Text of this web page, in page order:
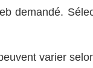
demandé.
varier